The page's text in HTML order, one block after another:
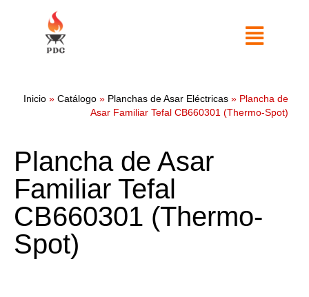
Inicio » Catálogo » Planchas de Asar Eléctricas » Plancha de
Asar Familiar Tefal CB660301 (Thermo-Spot)
Plancha de Asar
Familiar Tefal
CB660301 (Thermo-
Spot)